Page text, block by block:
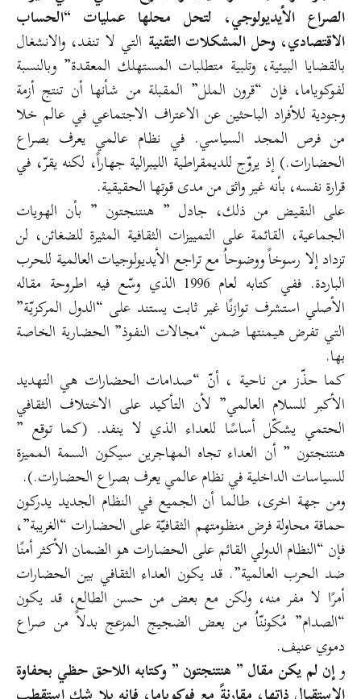
الصراع الأيديولوجي، لتحل محلها عمليات “الحساب
الاقتصادي، وحل المشكلات التقنية التي لا تنفد، والانشغال
بالقضايا البيئية، وتلبية متطلبات المستهلك المعقدة” وبالنسبة
لفوكوياما، فإن “قرون الملل” المقبلة من شأنها أن تنتج أزمة
وجودية للأفراد الباحثين عن الاعتراف الاجتماعي في عالم خلا
من فرص المجد السياسي. في نظام عالمي يعرف بصراع
الحضارات.) إذ يروّج للديمقراطية الليبرالية جهاراً، لكنه يقرّ، في
قرارة نفسه، بأنه غير واثق من مدى قوتها الحقيقية.
على النقيض من ذلك، جادل ” هنتنجتون ” بأن الهويات
الجماعية، القائمة على التمييزات الثقافية المثيرة للضغائن، لن
تزداد إلا رسوخاً ووضوحاُ مع تراجع الأيديولوجيات العالمية للحرب
الباردة. ففي كتابه لعام 1996 الذي وسّع فيه اطروحة مقاله
الأصلي استشرف توازنًا غير ثابت يستند على “الدول المركزيّة”
التي تفرض هيمنتها ضمن “مجالات النفوذ” الحضارية الخاصة
بها.
كما حذّز من ناحية ، أنّ “صدامات الحضارات هي التهديد
الأكبر للسلام العالمي” لأن التأكيد على الاختلاف الثقافي
الحتمي يشكّل أساسًا للعداء الذي لا ينفد. (كما توقع ”
هنتنجتون ” أن العداء تجاه المهاجرين سيكون السمة المميزة
للسياسات الداخلية في نظام عالمي يعرف بصراع الحضارات.).
ومن جهة اخرى، طالما أن الجميع في النظام الجديد يدركون
حماقة محاولة فرض منظومتهم الثقافيّة على الحضارات “الغريبة”،
فإن “النظام الدولي القائم على الحضارات هو الضمان الأكثر أمنًا
ضد الحرب العالمية”. قد يكون العداء الثقافي بين الحضارات
أمرًا لا مفر منه، ولكن مع بعض من حسن الطالع، قد يكون
“الصدام” مُكوننّاُ من بعض الضجيج المزعج بدلاً من صراع
دموي عنيف.
وإن لم يكن مقال ” هنتنجتون ” وكتابه اللاحق حظي بحفاوة